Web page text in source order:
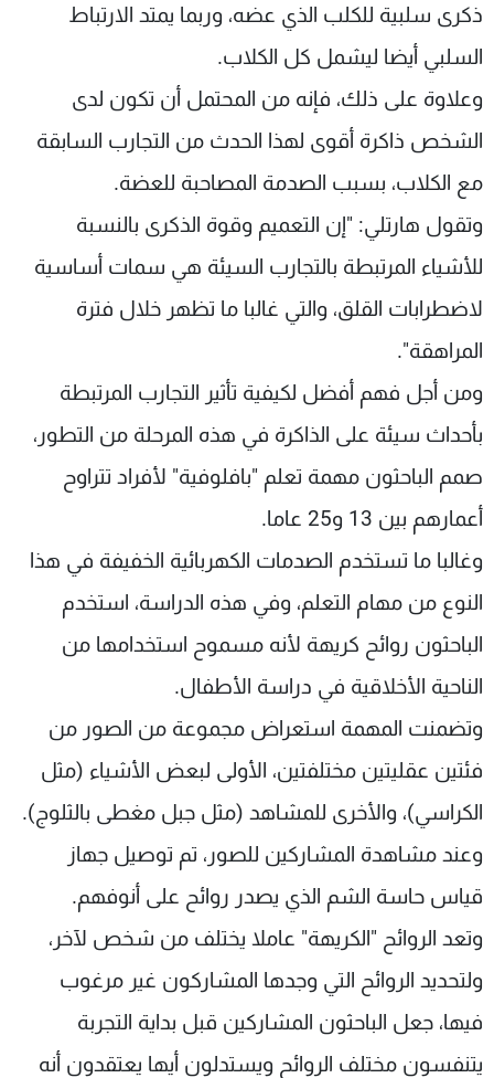
ذكرى سلبية للكلب الذي عضه، وربما يمتد الارتباط
السلبي أيضا ليشمل كل الكلاب.
وعلاوة على ذلك، فإنه من المحتمل أن تكون لدى
الشخص ذاكرة أقوى لهذا الحدث من التجارب السابقة
مع الكلاب، بسبب الصدمة المصاحبة للعضة.
وتقول هارتلي: "إن التعميم وقوة الذكرى بالنسبة
للأشياء المرتبطة بالتجارب السيئة هي سمات أساسية
لاضطرابات القلق، والتي غالبا ما تظهر خلال فترة
المراهقة".
ومن أجل فهم أفضل لكيفية تأثير التجارب المرتبطة
بأحداث سيئة على الذاكرة في هذه المرحلة من التطور،
صمم الباحثون مهمة تعلم "بافلوفية" لأفراد تتراوح
أعمارهم بين 13 و25 عاما.
وغالبا ما تستخدم الصدمات الكهربائية الخفيفة في هذا
النوع من مهام التعلم، وفي هذه الدراسة، استخدم
الباحثون روائح كريهة لأنه مسموح استخدامها من
الناحية الأخلاقية في دراسة الأطفال.
وتضمنت المهمة استعراض مجموعة من الصور من
فئتين عقليتين مختلفتين، الأولى لبعض الأشياء (مثل
الكراسي)، والأخرى للمشاهد (مثل جبل مغطى بالثلوج).
وعند مشاهدة المشاركين للصور، تم توصيل جهاز
قياس حاسة الشم الذي يصدر روائح على أنوفهم.
وتعد الروائح "الكريهة" عاملا يختلف من شخص لآخر،
ولتحديد الروائح التي وجدها المشاركون غير مرغوب
فيها، جعل الباحثون المشاركين قبل بداية التجربة
يتنفسون مختلف الروائح ويستدلون أيها يعتقدون أنه